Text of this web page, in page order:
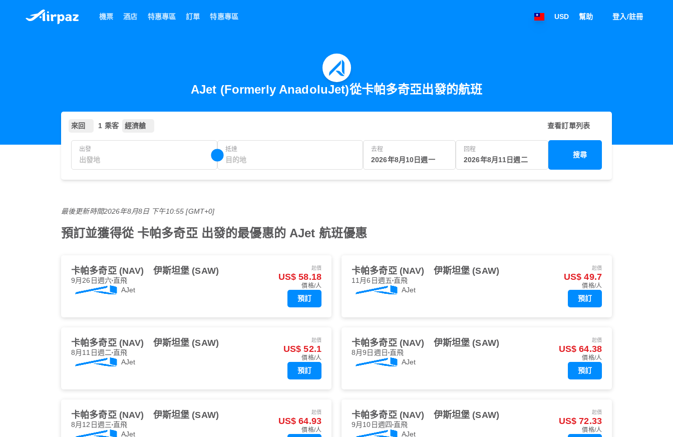
機票 酒店 特惠專區 訂單 特惠專區 USD 幫助 登入/註冊
AJet (Formerly AnadoluJet)從卡帕多奇亞出發的航班
來回 1 乘客 經濟艙 查看訂單列表
出發 抵達 去程
2026年8月10日週一
回程
2026年8月11日週二
搜尋
最後更新時間2026年8月8日 下午10:55 [GMT+0]
預訂並獲得從 卡帕多奇亞 出發的最優惠的 AJet 航班優惠
卡帕多奇亞 (NAV) 伊斯坦堡 (SAW)
9月26日週六直飛
AJet
起價
US$ 58.18
價格/人
預訂
卡帕多奇亞 (NAV) 伊斯坦堡 (SAW)
11月6日週五 直飛
AJet
起價
US$ 49.7
價格/人
預訂
卡帕多奇亞 (NAV) 伊斯坦堡 (SAW)
8月11日週二 直飛
AJet
起價
US$ 52.1
價格/人
預訂
卡帕多奇亞 (NAV) 伊斯坦堡 (SAW)
8月9日週日 直飛
AJet
起價
US$ 64.38
價格/人
預訂
卡帕多奇亞 (NAV) 伊斯坦堡 (SAW)
8月12日週三 直飛
AJet
起價
US$ 64.93
價格/人
卡帕多奇亞 (NAV) 伊斯坦堡 (SAW)
9月10日週四 直飛
AJet
起價
US$ 72.33
價格/人